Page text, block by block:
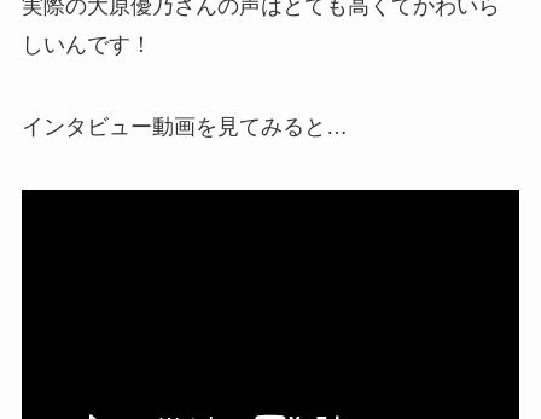
実際の大原優乃さんの声はとても高くてかわいら
しいんです！
インタビュー動画を見てみると…